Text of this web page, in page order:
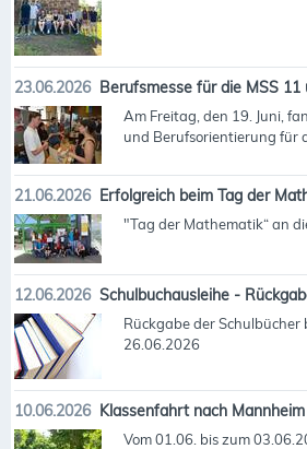
23.06.2026 Berufsmesse für die MSS 11
Am Freitag, den 19. Juni,
und Berufsorientierung für
21.06.2026 Erfolgreich beim Tag der
"Tag der Mathematik“ an
12.06.2026 Schulbuchausleihe -
Rückgabe der Schulbücher
26.06.2026
10.06.2026 Klassenfahrt nach Mannheim
Vom 01.06. bis zum